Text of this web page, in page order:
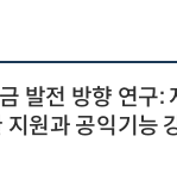
발전 방향 연구:
지원과 공익기능